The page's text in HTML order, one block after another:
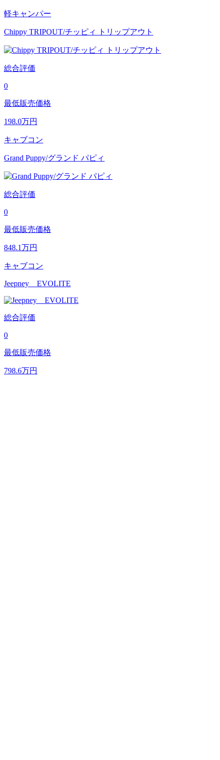
軽キャンパー
Chippy TRIPOUT/チッピィ トリップアウト
総合評価
0
最低販売価格
198.0万円
キャブコン
Grand Puppy/グランド パピィ
総合評価
0
最低販売価格
848.1万円
キャブコン
Jeepney EVOLITE
総合評価
0
最低販売価格
798.6万円